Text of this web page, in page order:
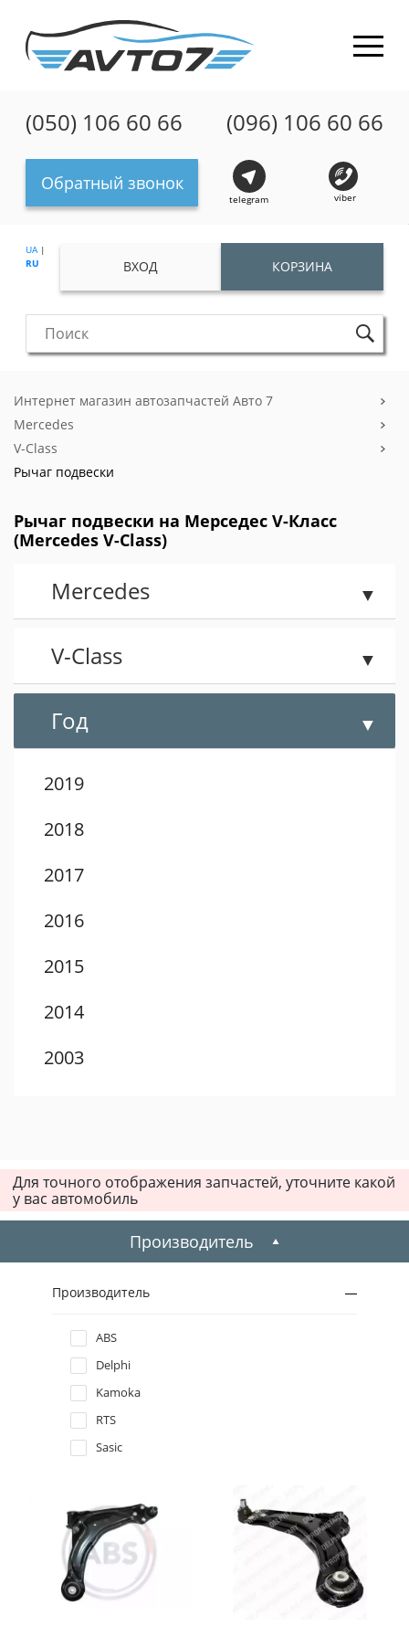
(050) 106 60 66 (096) 106 60 66
Обратный звонок
telegram viber
UA|
RU
ВХОД КОРЗИНА
Интернет магазин автозапчастей Авто 7
Mercedes
V-Class
Рычаг подвески
Рычаг подвески на Мерседес V-Класс
(Mercedes V-Class)
Mercedes
V-Class
Год
2019
2018
2017
2016
2015
2014
2003
2000
1998
1997
1996
Для точного отображения запчастей, уточните какой
у вас автомобиль
Производитель
Производитель
ABS
Delphi
Kamoka
RTS
Sasic